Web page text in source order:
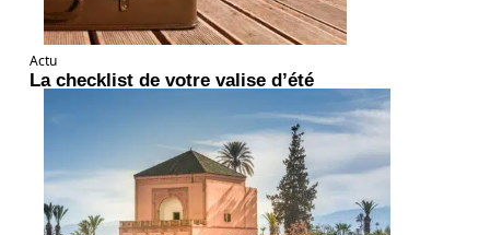
Actu
La checklist de votre valise d’été